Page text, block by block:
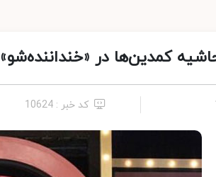
کمدین‌ها در «خنداننده‌شو»
کد خبر : 10624